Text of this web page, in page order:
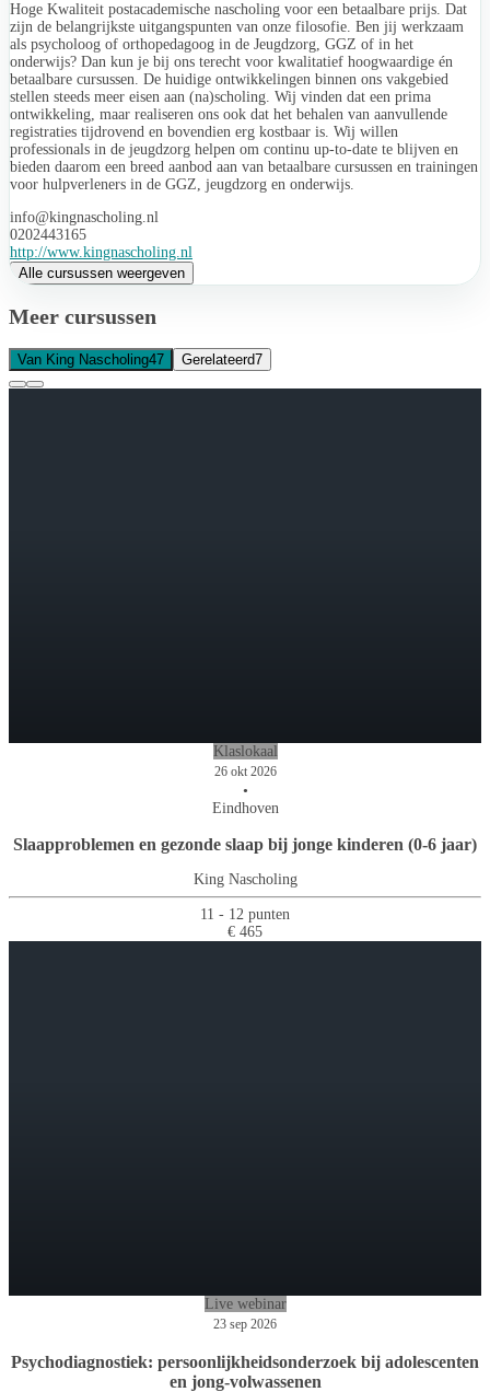
Hoge Kwaliteit postacademische nascholing voor een betaalbare prijs. Dat
zijn de belangrijkste uitgangspunten van onze filosofie. Ben jij werkzaam
als psycholoog of orthopedagoog in de Jeugdzorg, GGZ of in het
onderwijs? Dan kun je bij ons terecht voor kwalitatief hoogwaardige én
betaalbare cursussen. De huidige ontwikkelingen binnen ons vakgebied
stellen steeds meer eisen aan (na)scholing. Wij vinden dat een prima
ontwikkeling, maar realiseren ons ook dat het behalen van aanvullende
registraties tijdrovend en bovendien erg kostbaar is. Wij willen
professionals in de jeugdzorg helpen om continu up-to-date te blijven en
bieden daarom een breed aanbod aan van betaalbare cursussen en trainingen
voor hulpverleners in de GGZ, jeugdzorg en onderwijs.
info@kingnascholing.nl
0202443165
http://www.kingnascholing.nl
Alle cursussen weergeven
Meer cursussen
Van King Nascholing47 Gerelateerd7
Klaslokaal
26 okt 2026
•
Eindhoven
Slaapproblemen en gezonde slaap bij jonge kinderen (0-6 jaar)
King Nascholing
11 - 12 punten
€ 465
Live webinar
23 sep 2026
Psychodiagnostiek: persoonlijkheidsonderzoek bij adolescenten
en jong-volwassenen